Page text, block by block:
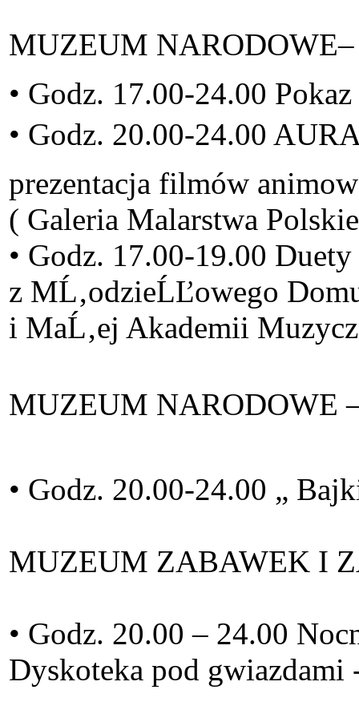
MUZEUM NARODOWE–
• Godz. 17.00-24.00
• Godz. 20.00-24.00
prezentacja filmów
( Galeria Malarstwa
• Godz. 17.00-19.00
z MĹ‚odzieĹĽowego
i MaĹ‚ej Akademii
MUZEUM NARODOWE
• Godz. 20.00-24.00 „
MUZEUM ZABAWEK I
• Godz. 20.00 – 24.00
Dyskoteka pod gwiazdami